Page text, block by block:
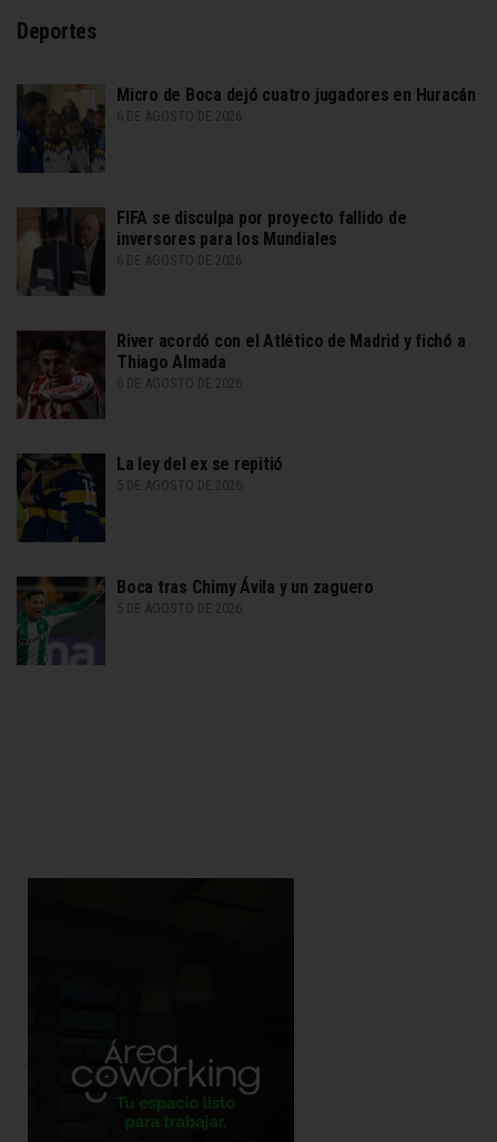
Deportes
Micro de Boca dejó cuatro jugadores en Huracán
6 DE AGOSTO DE 2026
FIFA se disculpa por proyecto fallido de
inversores para los Mundiales
6 DE AGOSTO DE 2026
River acordó con el Atlético de Madrid y fichó a
Thiago Almada
6 DE AGOSTO DE 2026
La ley del ex se repitió
5 DE AGOSTO DE 2026
Boca tras Chimy Ávila y un zaguero
5 DE AGOSTO DE 2026